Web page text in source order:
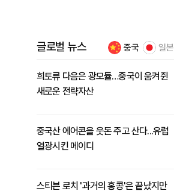
글로벌 뉴스 중국 일본
희토류 다음은 광모듈…중국이 움켜쥔
새로운 전략자산
중국산 에어콘을 웃돈 주고 산다...유럽
열광시킨 메이디
스티븐 로치 '과거의 홍콩'은 끝났지만